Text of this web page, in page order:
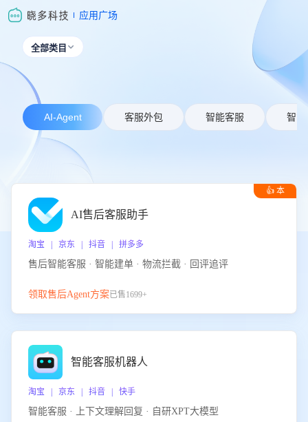
应用广场
全部类目 
AI-Agent 客服外包 智能客服 智能
👍 本
AI售后客服助手
淘宝 | 京东 | 抖音 | 拼多多
售后智能客服 · 智能建单 · 物流拦截 · 回评追评
领取售后Agent方案已售1699+
智能客服机器人
淘宝 | 京东 | 抖音 | 快手
智能客服 · 上下文理解回复 · 自研XPT大模型